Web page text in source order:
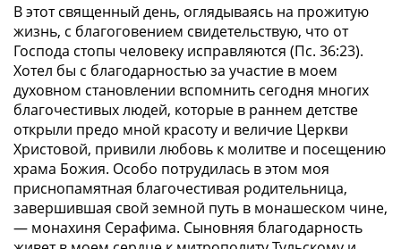
В этот священный день, оглядываясь на прожитую
жизнь, с благоговением свидетельствую, что от
Господа стопы человеку исправляются (Пс. 36:23).
Хотел бы с благодарностью за участие в моем
духовном становлении вспомнить сегодня многих
благочестивых людей, которые в раннем детстве
открыли предо мной красоту и величие Церкви
Христовой, привили любовь к молитве и посещению
храма Божия. Особо потрудилась в этом моя
приснопамятная благочестивая родительница,
завершившая свой земной путь в монашеском чине,
— монахиня Серафима. Сыновняя благодарность